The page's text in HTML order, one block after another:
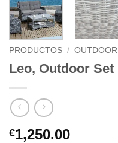
PRODUCTOS / OUTDOOR
Leo, Outdoor Set
€1,250.00